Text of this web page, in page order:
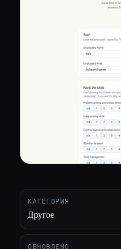
КАТЕГОРИЯ
Другое
ОБНОВЛЕНО